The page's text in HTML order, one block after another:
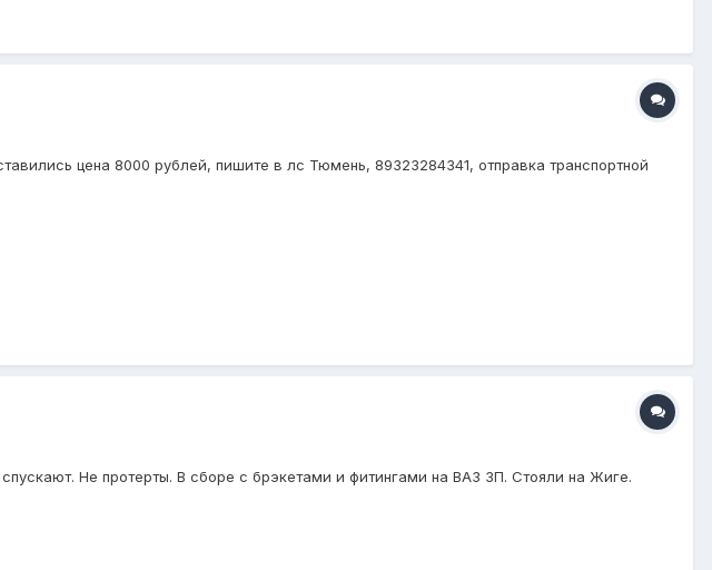
цена 8000 рублей, пишите в лс Тюмень, 89323284341, отправка транспортной
Не протерты. В сборе с брэкетами и фитингами на ВАЗ ЗП. Стояли на Жиге.